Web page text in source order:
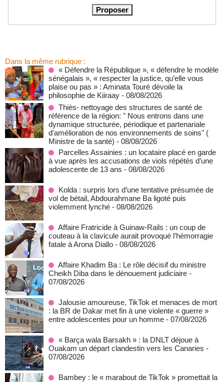
Dans la même rubrique :
« Défendre la République », « défendre le modèle
sénégalais », « respecter la justice, qu’elle vous
plaise ou pas » : Aminata Touré dévoile la
philosophie de Kiiraay - 08/08/2026
Thiès- nettoyage des structures de santé de
référence de la région: " Nous entrons dans une
dynamique structurée, périodique et partenariale
d'amélioration de nos environnements de soins" (
Ministre de la santé) - 08/08/2026
Parcelles Assainies : un locataire placé en garde
à vue après les accusations de viols répétés d’une
adolescente de 13 ans - 08/08/2026
Kolda : surpris lors d’une tentative présumée de
vol de bétail, Abdourahmane Ba ligoté puis
violemment lynché - 08/08/2026
Affaire Fratricide à Guinaw-Rails : un coup de
couteau à la clavicule aurait provoqué l’hémorragie
fatale à Arona Diallo - 08/08/2026
Affaire Khadim Ba : Le rôle décisif du ministre
Cheikh Diba dans le dénouement judiciaire -
07/08/2026
Jalousie amoureuse, TikTok et menaces de mort
: la BR de Dakar met fin à une violente « guerre »
entre adolescentes pour un homme - 07/08/2026
« Barça wala Barsakh » : la DNLT déjoue à
Ouakam un départ clandestin vers les Canaries -
07/08/2026
Bambey : le « marabout de TikTok » promettait la